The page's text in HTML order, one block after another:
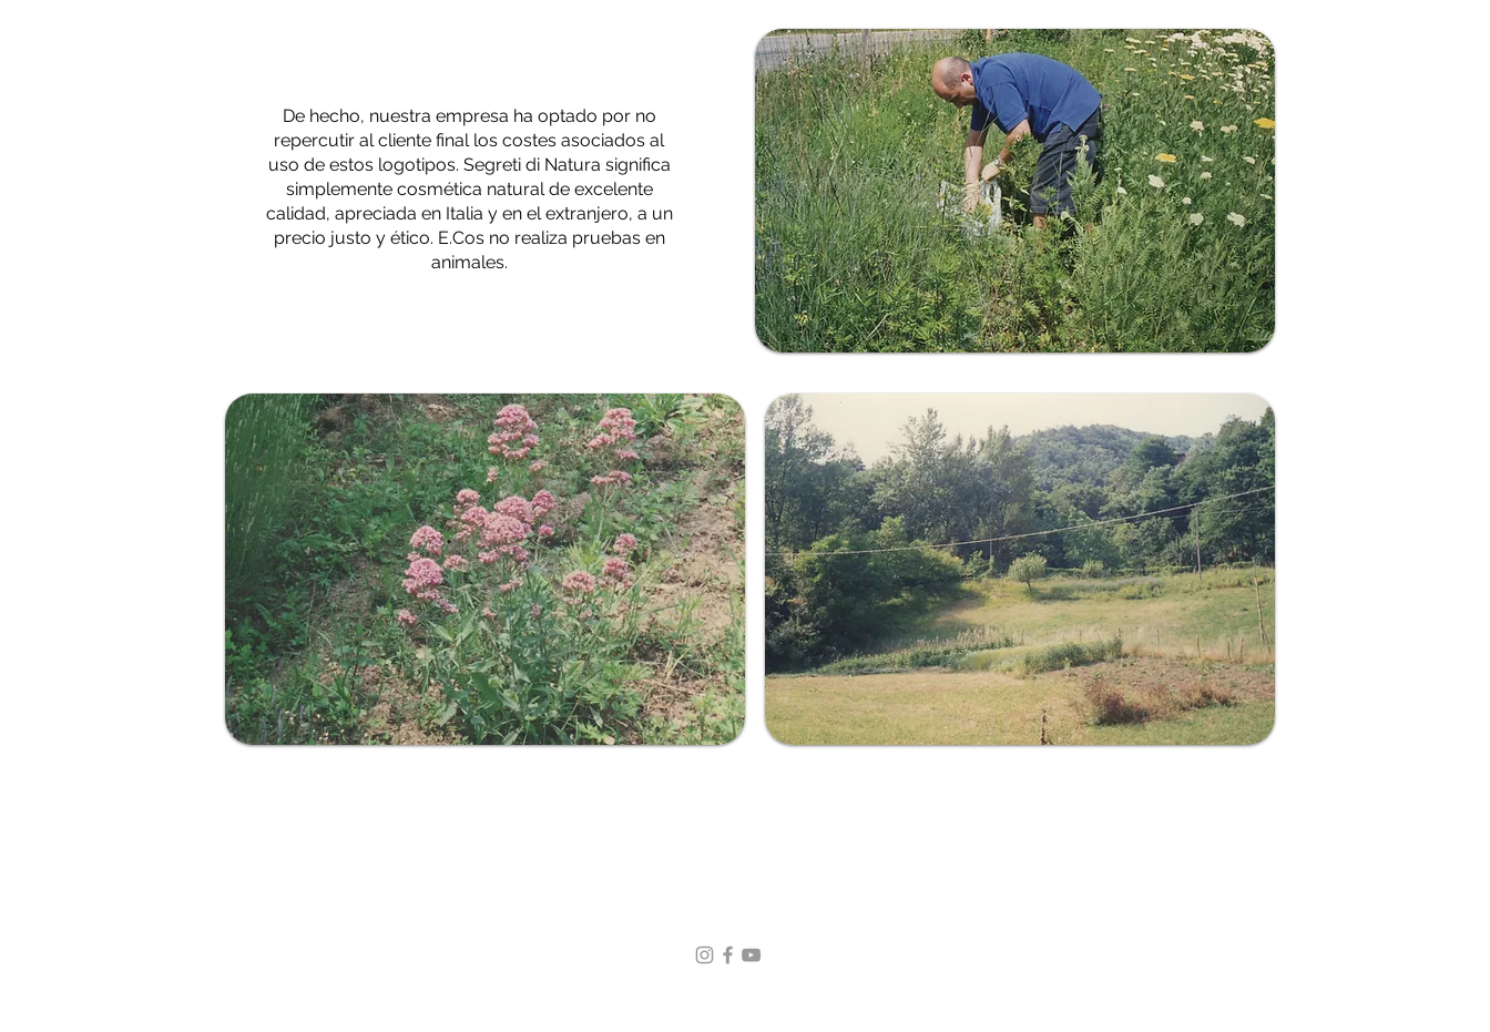
De hecho, nuestra empresa ha optado por no
repercutir al cliente final los costes asociados al
uso de estos logotipos. Segreti di Natura significa
simplemente cosmética natural de excelente
calidad, apreciada en Italia y en el extranjero, a un
precio justo y ético. E.Cos no realiza pruebas en
animales.